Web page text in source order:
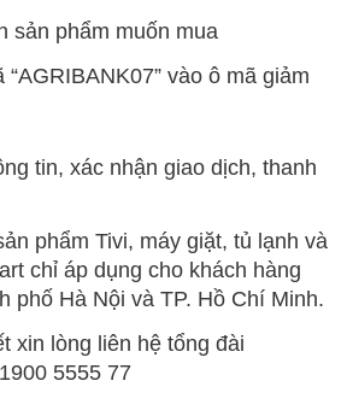
sản phẩm muốn mua
vào ô mã giảm
tin, xác nhận giao dịch, thanh
phẩm Tivi, máy giặt, tủ lạnh và
chỉ áp dụng cho khách hàng
phố Hà Nội và TP. Hồ Chí Minh.
xin lòng liên hệ tổng đài
5555 77